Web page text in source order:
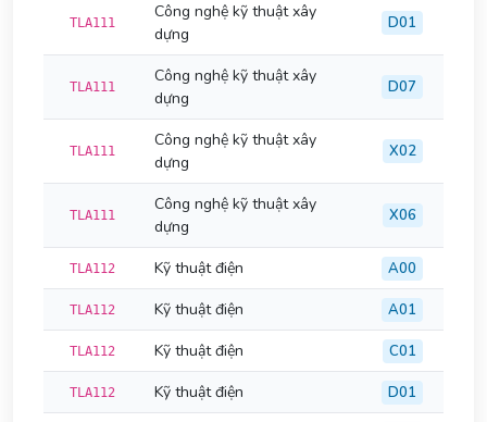
TLA111
Công nghệ kỹ thuật xây
dựng
D01
TLA111
Công nghệ kỹ thuật xây
dựng
D07
TLA111
Công nghệ kỹ thuật xây
dựng
X02
TLA111
Công nghệ kỹ thuật xây
dựng
X06
TLA112 Kỹ thuật điện A00
TLA112 Kỹ thuật điện A01
TLA112 Kỹ thuật điện C01
TLA112 Kỹ thuật điện D01